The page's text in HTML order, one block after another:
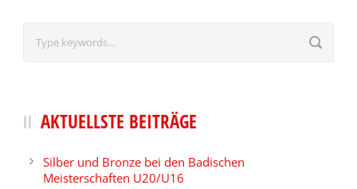
AKTUELLSTE BEITRÄGE
Silber und Bronze bei den Badischen
Meisterschaften U20/U16